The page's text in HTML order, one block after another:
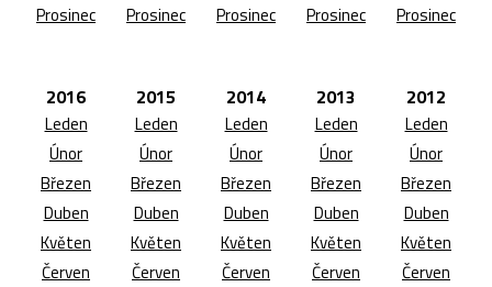
Prosinec
Prosinec
Prosinec
Prosinec
Prosinec
2016
Leden
Únor
Březen
Duben
Květen
Červen
2015
Leden
Únor
Březen
Duben
Květen
Červen
2014
Leden
Únor
Březen
Duben
Květen
Červen
2013
Leden
Únor
Březen
Duben
Květen
Červen
2012
Leden
Únor
Březen
Duben
Květen
Červen